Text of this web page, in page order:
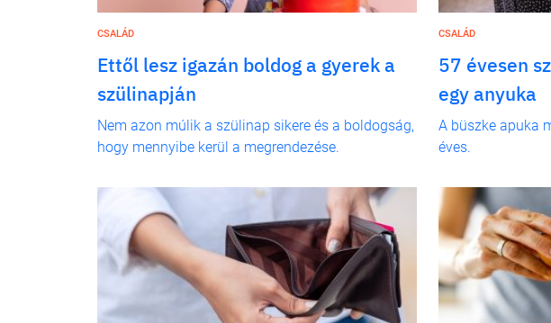
CSALÁD
Ettől lesz igazán boldog a gyerek a
szülinapján
Nem azon múlik a szülinap sikere és a boldogság,
hogy mennyibe kerül a megrendezése.
CSALÁD
57 évesen
egy anyuka
A büszke apuka
éves.